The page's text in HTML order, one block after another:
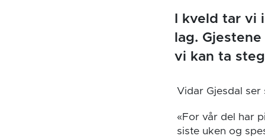
I kveld tar
lag.
vi kan ta
Vidar Gjesdal
«For vår del har
siste uken og